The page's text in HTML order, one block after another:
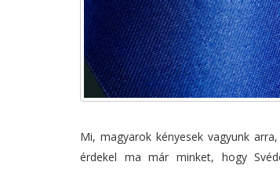
Mi, magyarok kényesek vagyunk
érdekel ma már minket, hogy